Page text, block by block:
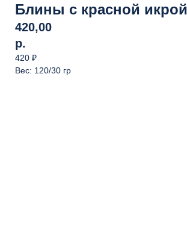
Блины с красной икрой
420,00
р.
420 ₽
Вес: 120/30 гр